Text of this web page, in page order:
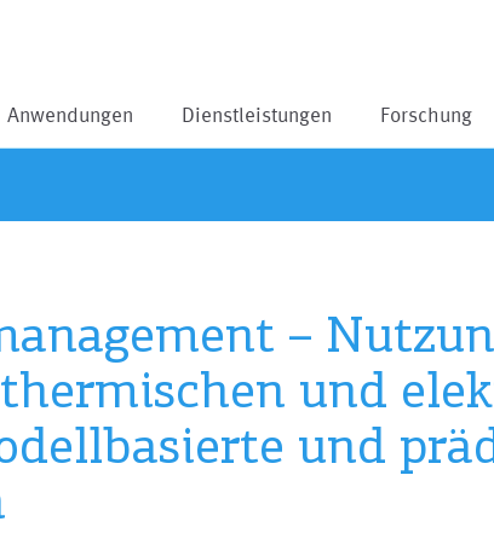
Anwendungen Dienstleistungen Forschung
–
und
und